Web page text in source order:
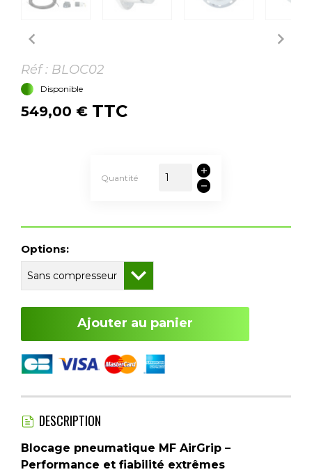
 
Réf : BLOC02
Disponible
549,00 € TTC
Quantité
Options:
Ajouter au panier
DESCRIPTION
Blocage pneumatique MF AirGrip –
Performance et fiabilité extrêmes